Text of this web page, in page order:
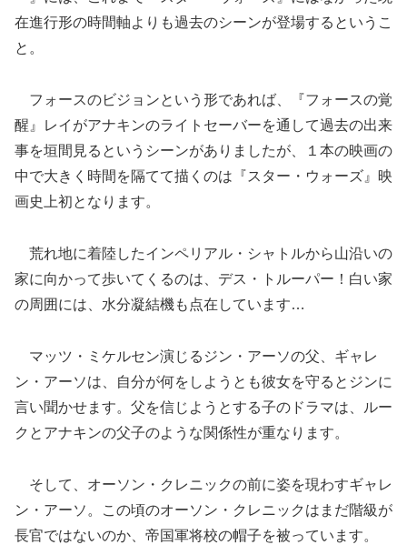
在進行形の時間軸よりも過去のシーンが登場するというこ
と。
フォースのビジョンという形であれば、『フォースの覚
醒』レイがアナキンのライトセーバーを通して過去の出来
事を垣間見るというシーンがありましたが、１本の映画の
中で大きく時間を隔てて描くのは『スター・ウォーズ』映
画史上初となります。
荒れ地に着陸したインペリアル・シャトルから山沿いの
家に向かって歩いてくるのは、デス・トルーパー！白い家
の周囲には、水分凝結機も点在しています…
マッツ・ミケルセン演じるジン・アーソの父、ギャレ
ン・アーソは、自分が何をしようとも彼女を守るとジンに
言い聞かせます。父を信じようとする子のドラマは、ルー
クとアナキンの父子のような関係性が重なります。
そして、オーソン・クレニックの前に姿を現わすギャレ
ン・アーソ。この頃のオーソン・クレニックはまだ階級が
長官ではないのか、帝国軍将校の帽子を被っています。